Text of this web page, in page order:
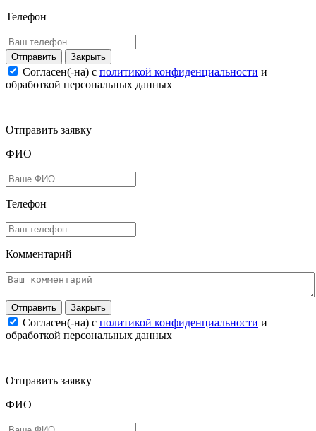
Телефон
Закрыть
Согласен(-на) c политикой конфиденциальности и
обработкой персональных данных
Отправить заявку
ФИО
Телефон
Комментарий
Закрыть
Согласен(-на) c политикой конфиденциальности и
обработкой персональных данных
Отправить заявку
ФИО